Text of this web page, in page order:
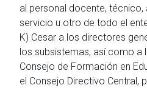
al personal docente, técnico,
servicio u otro de todo el
K) Cesar a los directores
los subsistemas, así como a
Consejo de Formación en
el Consejo Directivo Central,